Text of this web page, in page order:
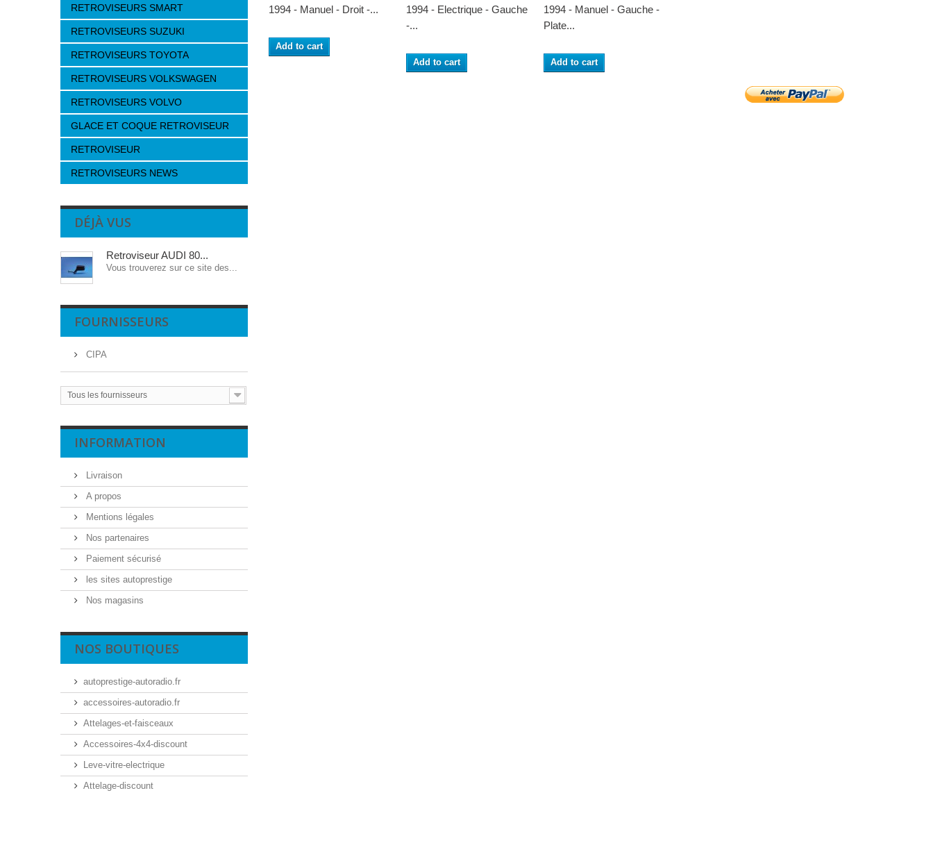
RETROVISEURS SMART
RETROVISEURS SUZUKI
RETROVISEURS TOYOTA
RETROVISEURS VOLKSWAGEN
RETROVISEURS VOLVO
GLACE ET COQUE RETROVISEUR
RETROVISEUR
RETROVISEURS NEWS
DÉJÀ VUS
Retroviseur AUDI 80...
Vous trouverez sur ce site des...
FOURNISSEURS
CIPA
Tous les fournisseurs
INFORMATION
Livraison
A propos
Mentions légales
Nos partenaires
Paiement sécurisé
les sites autoprestige
Nos magasins
NOS BOUTIQUES
autoprestige-autoradio.fr
accessoires-autoradio.fr
Attelages-et-faisceaux
Accessoires-4x4-discount
Leve-vitre-electrique
Attelage-discount
1994 - Manuel - Droit -...
Add to cart
1994 - Electrique - Gauche
-...
Add to cart
1994 - Manuel - Gauche -
Plate...
Add to cart